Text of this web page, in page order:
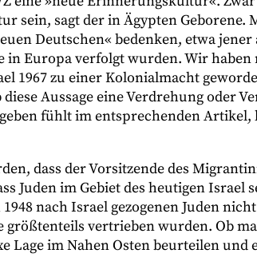
sein, sagt der in Ägypten Geborene.
Deutschen« bedenken, etwa
in Europa verfolgt wurden. Wir
1967 zu einer Kolonialmacht
Aussage eine Verdrehung oder
fühlt im entsprechenden Artikel,
dass der Vorsitzende des
Juden im Gebiet des heutigen Israel
nach Israel gezogenen Juden
größtenteils vertrieben wurden. Ob
Lage im Nahen Osten beurteilen